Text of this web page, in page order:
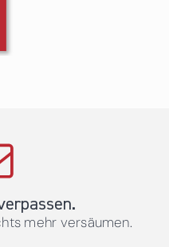
mehr versäumen.